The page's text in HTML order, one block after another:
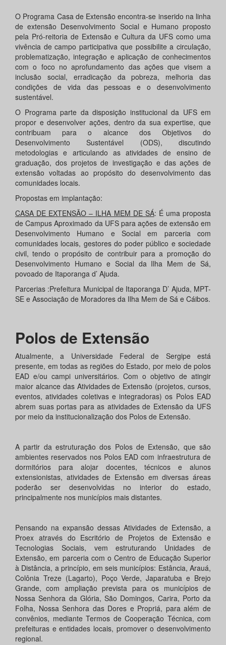
O Programa Casa de Extensão encontra-se inserido na linha
de extensão Desenvolvimento Social e Humano proposto
pela Pró-reitoria de Extensão e Cultura da UFS como uma
vivência de campo participativa que possibilite a circulação,
problematização, integração e aplicação de conhecimentos
com o foco no aprofundamento das ações que visem a
inclusão social, erradicação da pobreza, melhoria das
condições de vida das pessoas e o desenvolvimento
sustentável.
O Programa parte da disposição institucional da UFS em
propor e desenvolver ações, dentro da sua expertise, que
contribuam para o alcance dos Objetivos do
Desenvolvimento Sustentável (ODS), discutindo
metodologias e articulando as atividades de ensino de
graduação, dos projetos de investigação e das ações de
extensão voltadas ao propósito do desenvolvimento das
comunidades locais.
Propostas em implantação:
CASA DE EXTENSÃO – ILHA MEM DE SÁ: É uma proposta
de Campus Aproximado da UFS para ações de extensão em
Desenvolvimento Humano e Social em parceria com
comunidades locais, gestores do poder público e sociedade
civil, tendo o propósito de contribuir para a promoção do
Desenvolvimento Humano e Social da Ilha Mem de Sá,
povoado de Itaporanga d’ Ajuda.
Parcerias :Prefeitura Municipal de Itaporanga D’ Ajuda, MPT-
SE e Associação de Moradores da Ilha Mem de Sá e Cáibos.
Polos de Extensão
Atualmente, a Universidade Federal de Sergipe está
presente, em todas as regiões do Estado, por meio de polos
EAD e/ou campi universitários. Com o objetivo de atingir
maior alcance das Atividades de Extensão (projetos, cursos,
eventos, atividades coletivas e integradoras) os Polos EAD
abrem suas portas para as atividades de Extensão da UFS
por meio da institucionalização dos Polos de Extensão.
A partir da estruturação dos Polos de Extensão, que são
ambientes reservados nos Polos EAD com infraestrutura de
dormitórios para alojar docentes, técnicos e alunos
extensionistas, atividades de Extensão em diversas áreas
poderão ser desenvolvidas no interior do estado,
principalmente nos municípios mais distantes.
Pensando na expansão dessas Atividades de Extensão, a
Proex através do Escritório de Projetos de Extensão e
Tecnologias Sociais, vem estruturando Unidades de
Extensão, em parceria com o Centro de Educação Superior
à Distância, a princípio, em seis municípios: Estância, Arauá,
Colônia Treze (Lagarto), Poço Verde, Japaratuba e Brejo
Grande, com ampliação prevista para os municípios de
Nossa Senhora da Glória, São Domingos, Carira, Porto da
Folha, Nossa Senhora das Dores e Propriá, para além de
convênios, mediante Termos de Cooperação Técnica, com
prefeituras e entidades locais, promover o desenvolvimento
regional.